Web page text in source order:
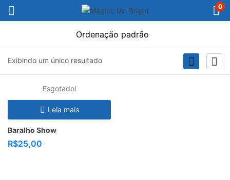
0
Exibindo um único resultado
Esgotado!
Leia mais
Baralho Show
R$25,00